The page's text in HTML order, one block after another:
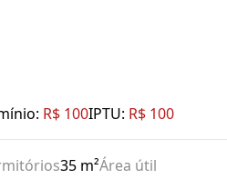
R$ 100IPTU: R$ 100
35 m²Área útil